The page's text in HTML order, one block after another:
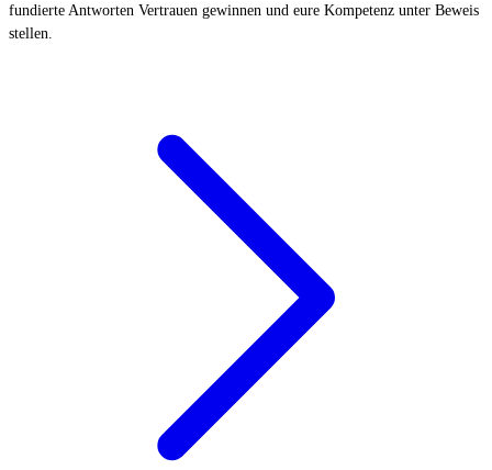
fundierte Antworten Vertrauen gewinnen und eure Kompetenz unter Beweis
stellen.